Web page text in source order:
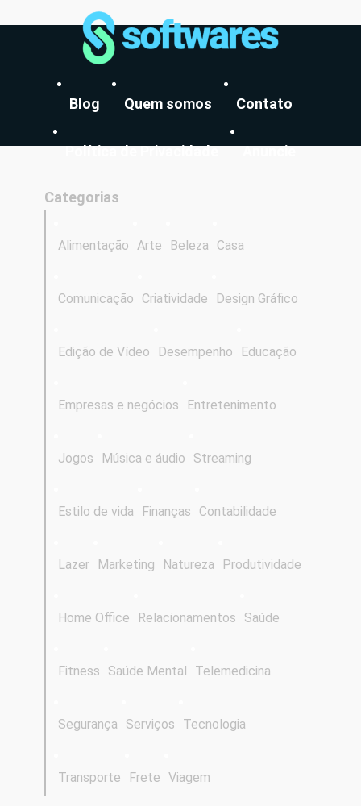
Blog Quem somos Contato
Política de Privacidade Anuncie
Categorias
Alimentação Arte Beleza Casa
Comunicação Criatividade Design Gráfico
Edição de Vídeo Desempenho Educação
Empresas e negócios Entretenimento
Jogos Música e áudio Streaming
Estilo de vida Finanças Contabilidade
Lazer Marketing Natureza Produtividade
Home Office Relacionamentos Saúde
Fitness Saúde Mental Telemedicina
Segurança Serviços Tecnologia
Transporte Frete Viagem